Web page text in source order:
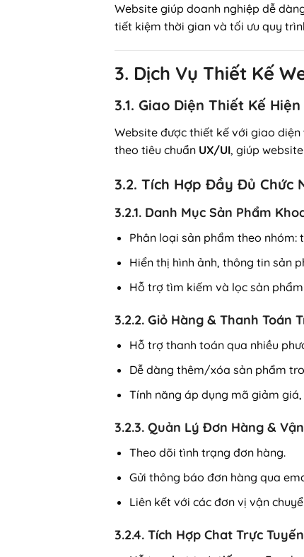
Website giúp doanh nghiệp dễ
tiết kiệm thời gian và tối ưu quy
3. Dịch Vụ Thiết Kế
3.1. Giao Diện Thiết Kế
Website được thiết kế với giao diện
theo tiêu chuẩn UX/UI, giúp
3.2. Tích Hợp Đầy Đủ Chức
3.2.1. Danh Mục Sản Phẩm
Phân loại sản phẩm theo nhóm:
Hiển thị hình ảnh, thông tin sản
Hỗ trợ tìm kiếm và lọc sản
3.2.2. Giỏ Hàng & Thanh Toán
Hỗ trợ thanh toán qua nhiều
Dễ dàng thêm/xóa sản phẩm
Tính năng áp dụng mã giảm
3.2.3. Quản Lý Đơn Hàng &
Theo dõi tình trạng đơn hàng.
Gửi thông báo đơn hàng qua
Liên kết với các đơn vị vận
3.2.4. Tích Hợp Chat Trực